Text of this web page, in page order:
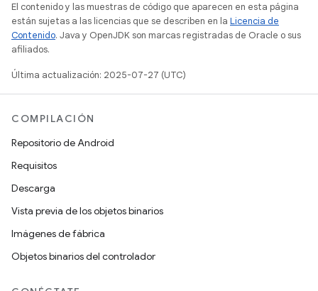
El contenido y las muestras de código que aparecen en esta página
están sujetas a las licencias que se describen en la Licencia de
Contenido. Java y OpenJDK son marcas registradas de Oracle o sus
afiliados.
Última actualización: 2025-07-27 (UTC)
COMPILACIÓN
Repositorio de Android
Requisitos
Descarga
Vista previa de los objetos binarios
Imágenes de fábrica
Objetos binarios del controlador